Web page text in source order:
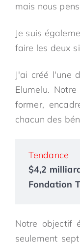
mais nous
Je suis
faire les deux
J'ai créé l'une
Elumelu.
former,
chacun des
Tendance
$4,2
Fondation
Notre objectif
seulement